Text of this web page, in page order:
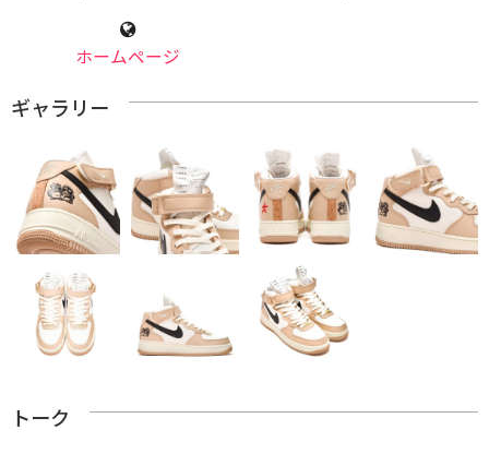
ホームページ
ギャラリー
トーク